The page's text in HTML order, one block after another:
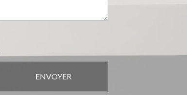
ENVOYER